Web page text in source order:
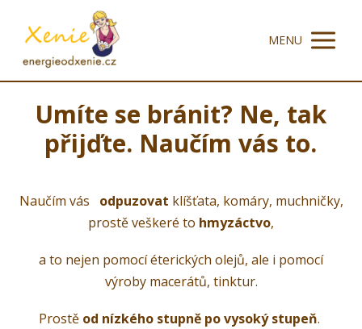
MENU
Umíte se bránit? Ne, tak
přijďte. Naučím vás to.
Naučím vás odpuzovat klíšťata, komáry, muchničky,
prostě veškeré to hmyzáctvo,
a to nejen pomocí éterických olejů, ale i pomocí
výroby macerátů, tinktur.
Prostě od nízkého stupně po vysoký stupeň.